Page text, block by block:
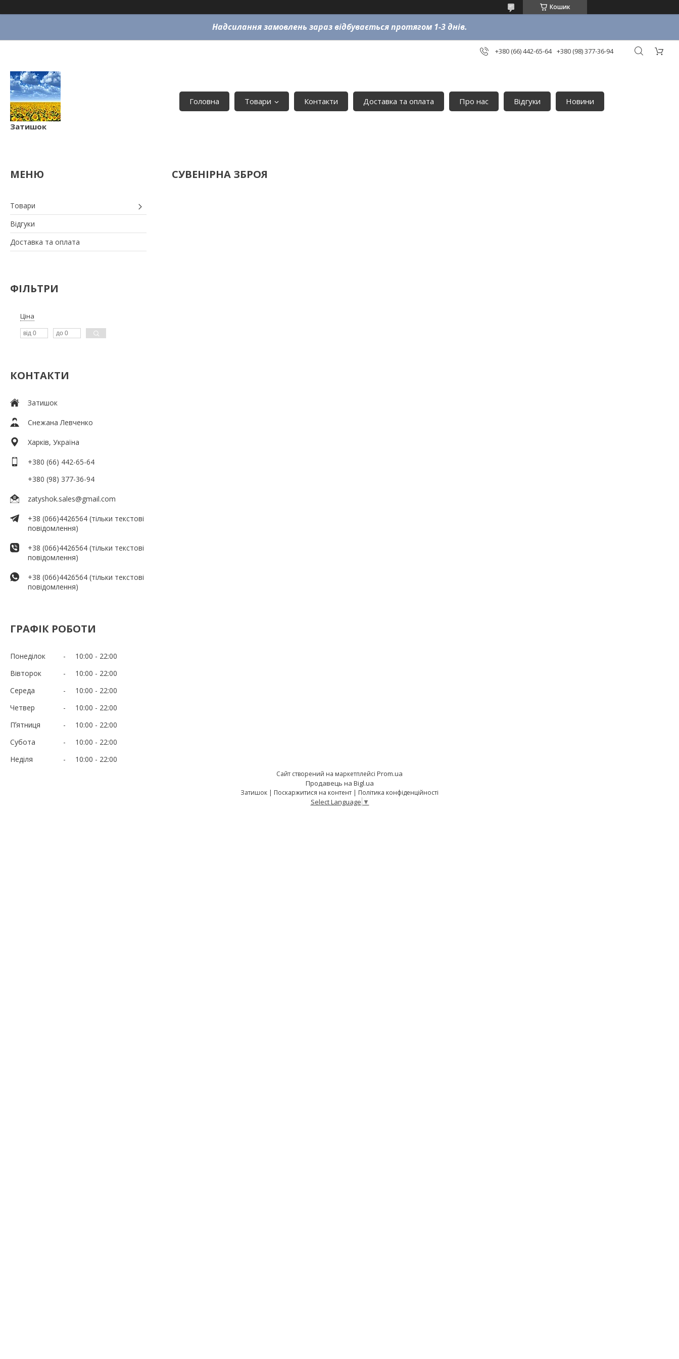
Кошик
Надсилання замовлень зараз відбувається протягом 1-3 днів.
+380 (66) 442-65-64 +380 (98) 377-36-94
Затишок
Головна Товари Контакти Доставка та оплата Про нас Відгуки Новини
Товари
Відгуки
Доставка та оплата
ФІЛЬТРИ
Ціна
КОНТАКТИ
Затишок
Снежана Левченко
Харків, Україна
+380 (66) 442-65-64
+380 (98) 377-36-94
zatyshok.sales@gmail.com
+38 (066)4426564 (тільки текстові
повідомлення)
+38 (066)4426564 (тільки текстові
повідомлення)
+38 (066)4426564 (тільки текстові
повідомлення)
ГРАФІК РОБОТИ
Понеділок 10:00
22:00
Вівторок
10:00
22:00
Середа
10:00
22:00
Четвер
10:00
22:00
Пʼятниця
10:00
22:00
Субота
10:00
22:00
Неділя
10:00 22:00
СУВЕНІРНА ЗБРОЯ
Сайт створений на маркетплейсі Prom.ua
Продавець на Bigl.ua
Затишок | Поскаржитися на контент | Політика конфіденційності
Select Language ▼